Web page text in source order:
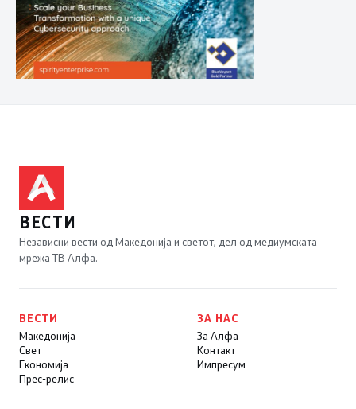
ВЕСТИ
Независни вести од Македонија и светот, дел од медиумската
мрежа ТВ Алфа.
ВЕСТИ
Македонија
Свет
Економија
Прес-релис
ЗА НАС
За Алфа
Контакт
Импресум